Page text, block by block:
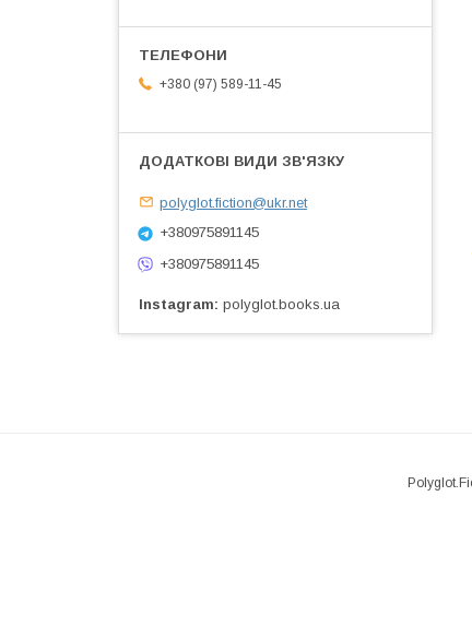
+380 (97) 589-11-45
polyglot.fiction@ukr.net
+380975891145
+380975891145
Instagram polyglot.books.ua